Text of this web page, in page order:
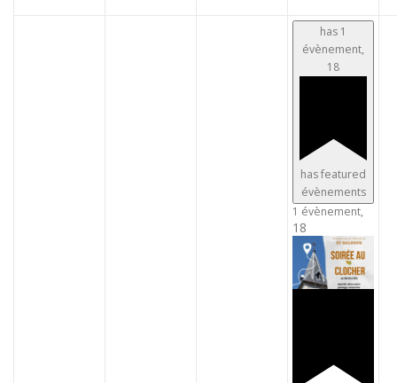
has 1
évènement,
18
has featured
évènements
1 évènement,
18